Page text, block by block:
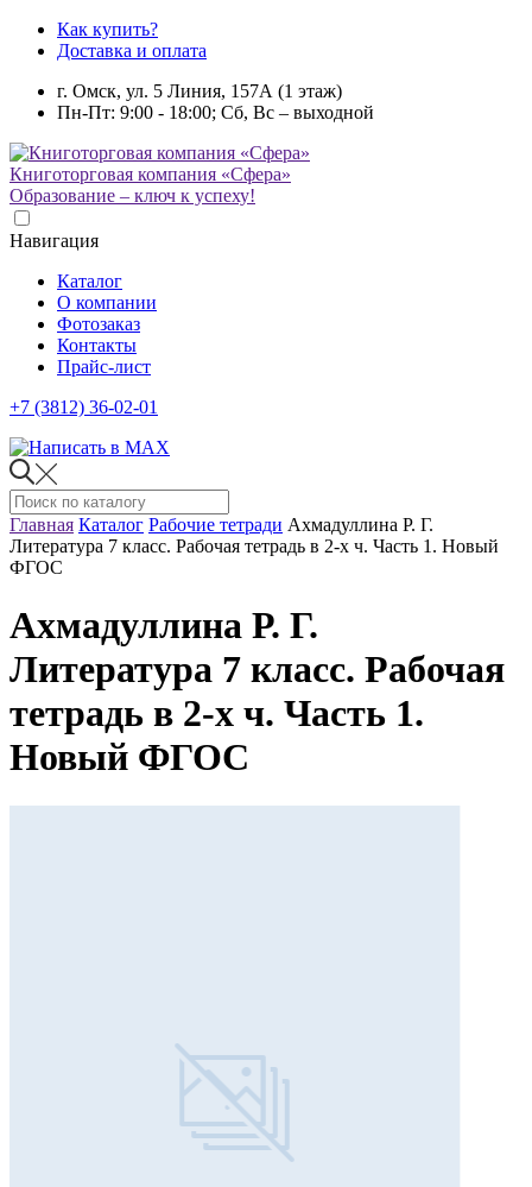
Как купить?
Доставка и оплата
г. Омск, ул. 5 Линия, 157А (1 этаж)
Пн-Пт: 9:00 - 18:00; Сб, Вс – выходной
Книготорговая компания «Сфера»
Образование – ключ к успеху!
Навигация
Каталог
О компании
Фотозаказ
Контакты
Прайс-лист
+7 (3812) 36-02-01
Главная Каталог Рабочие тетради Ахмадуллина Р. Г.
Литература 7 класс. Рабочая тетрадь в 2-х ч. Часть 1. Новый
ФГОС
Ахмадуллина Р. Г.
Литература 7 класс. Рабочая
тетрадь в 2-х ч. Часть 1.
Новый ФГОС